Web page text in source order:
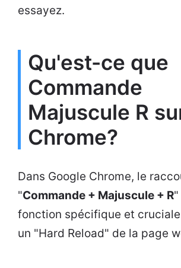
essayez.
Qu'est-ce que
Commande
Majuscule R
Chrome?
Dans Google Chrome, le
"Commande + Majuscule + R"
fonction spécifique et
un "Hard Reload" de la page